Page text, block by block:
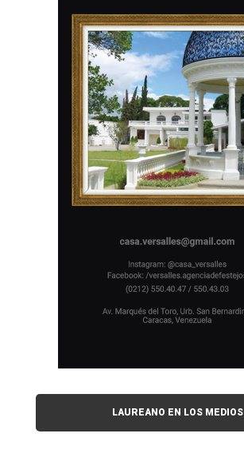
LAUREANO EN LOS MEDIOS